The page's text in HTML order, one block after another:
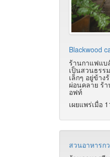
Blackwood
ร้านกาแฟแบ
เป็นสวนธรร
เล็กๆ อยู่ข้าง
ผ่อนคลาย ร้
อฟท์
เผยแพร่เมื่อ
สวนอาหารก